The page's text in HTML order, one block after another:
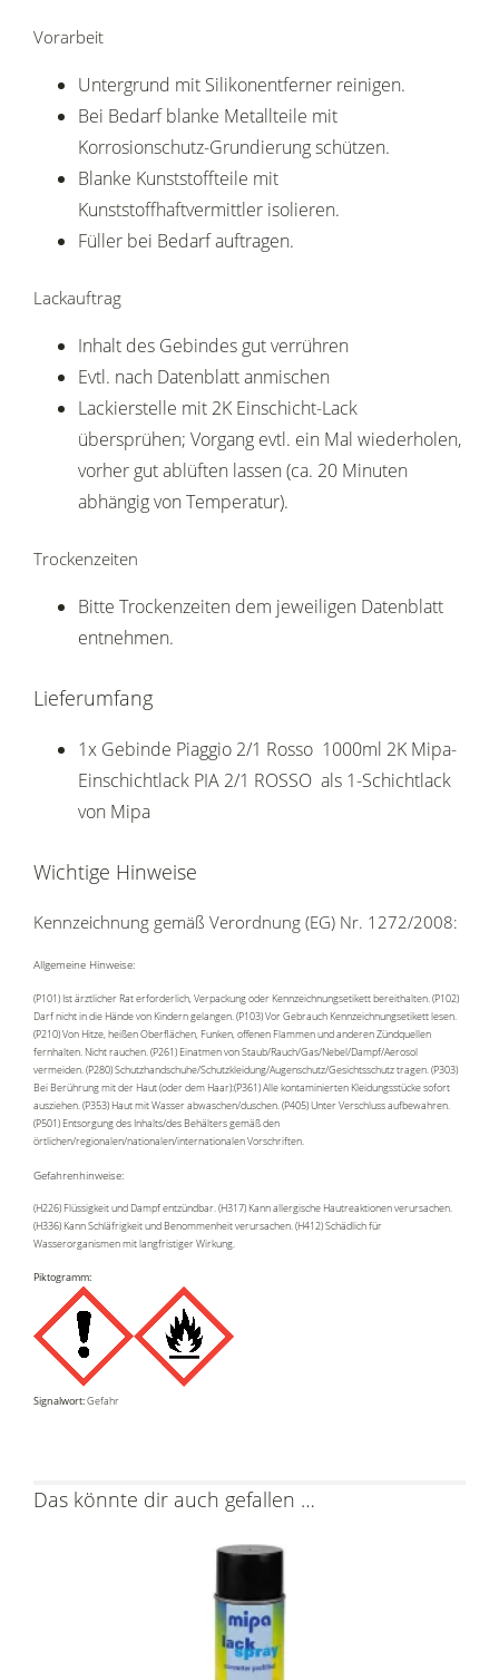
Vorarbeit
Untergrund mit Silikonentferner reinigen.
Bei Bedarf blanke Metallteile mit
Korrosionschutz-Grundierung schützen.
Blanke Kunststoffteile mit
Kunststoffhaftvermittler isolieren.
Füller bei Bedarf auftragen.
Lackauftrag
Inhalt des Gebindes gut verrühren
Evtl. nach Datenblatt anmischen
Lackierstelle mit 2K Einschicht-Lack
übersprühen; Vorgang evtl. ein Mal wiederholen,
vorher gut ablüften lassen (ca. 20 Minuten
abhängig von Temperatur).
Trockenzeiten
Bitte Trockenzeiten dem jeweiligen Datenblatt
entnehmen.
Lieferumfang
1x Gebinde Piaggio 2/1 Rosso 1000ml 2K Mipa-
Einschichtlack PIA 2/1 ROSSO als 1-Schichtlack
von Mipa
Wichtige Hinweise
Kennzeichnung gemäß Verordnung (EG) Nr. 1272/2008:
Allgemeine Hinweise:
(P101) Ist ärztlicher Rat erforderlich, Verpackung oder Kennzeichnungsetikett bereithalten. (P102)
Darf nicht in die Hände von Kindern gelangen. (P103) Vor Gebrauch Kennzeichnungsetikett lesen.
(P210) Von Hitze, heißen Oberflächen, Funken, offenen Flammen und anderen Zündquellen
fernhalten. Nicht rauchen. (P261) Einatmen von Staub/Rauch/Gas/Nebel/Dampf/Aerosol
vermeiden. (P280) Schutzhandschuhe/Schutzkleidung/Augenschutz/Gesichtsschutz tragen. (P303)
Bei Berührung mit der Haut (oder dem Haar):(P361) Alle kontaminierten Kleidungsstücke sofort
ausziehen. (P353) Haut mit Wasser abwaschen/duschen. (P405) Unter Verschluss aufbewahren.
(P501) Entsorgung des Inhalts/des Behälters gemäß den
örtlichen/regionalen/nationalen/internationalen Vorschriften.
Gefahrenhinweise:
(H226) Flüssigkeit und Dampf entzündbar. (H317) Kann allergische Hautreaktionen verursachen.
(H336) Kann Schläfrigkeit und Benommenheit verursachen. (H412) Schädlich für
Wasserorganismen mit langfristiger Wirkung.
Piktogramm:
Signalwort:Gefahr
Das könnte dir auch gefallen …